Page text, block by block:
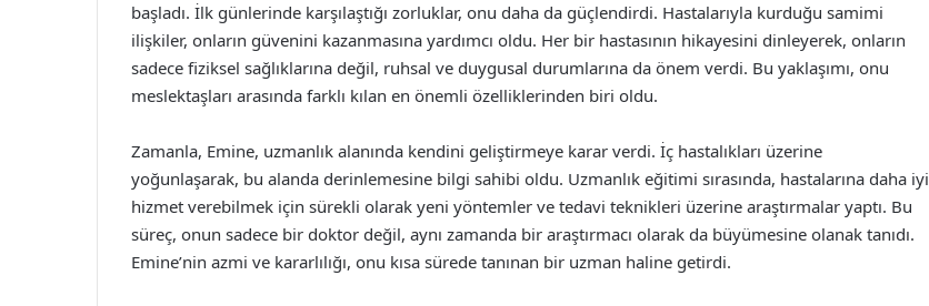
başladı. İlk günlerinde karşılaştığı zorluklar, onu daha da güçlendirdi. Hastalarıyla kurduğu samimi
ilişkiler, onların güvenini kazanmasına yardımcı oldu. Her bir hastasının hikayesini dinleyerek, onların
sadece fiziksel sağlıklarına değil, ruhsal ve duygusal durumlarına da önem verdi. Bu yaklaşımı, onu
meslektaşları arasında farklı kılan en önemli özelliklerinden biri oldu.
Zamanla, Emine, uzmanlık alanında kendini geliştirmeye karar verdi. İç hastalıkları üzerine
yoğunlaşarak, bu alanda derinlemesine bilgi sahibi oldu. Uzmanlık eğitimi sırasında, hastalarına daha iyi
hizmet verebilmek için sürekli olarak yeni yöntemler ve tedavi teknikleri üzerine araştırmalar yaptı. Bu
süreç, onun sadece bir doktor değil, aynı zamanda bir araştırmacı olarak da büyümesine olanak tanıdı.
Emine’nin azmi ve kararlılığı, onu kısa sürede tanınan bir uzman haline getirdi.